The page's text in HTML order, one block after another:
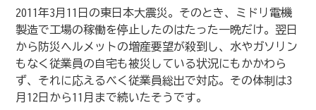
2011年3月11日の東日本大震災。そのとき、ミドリ電機
製造で工場の稼働を停止したのはたった一晩だけ。翌日
から防災ヘルメットの増産要望が殺到し、水やガソリン
もなく従業員の自宅も被災している状況にもかかわら
ず、それに応えるべく従業員総出で対応。その体制は3
月12日から11月まで続いたそうです。